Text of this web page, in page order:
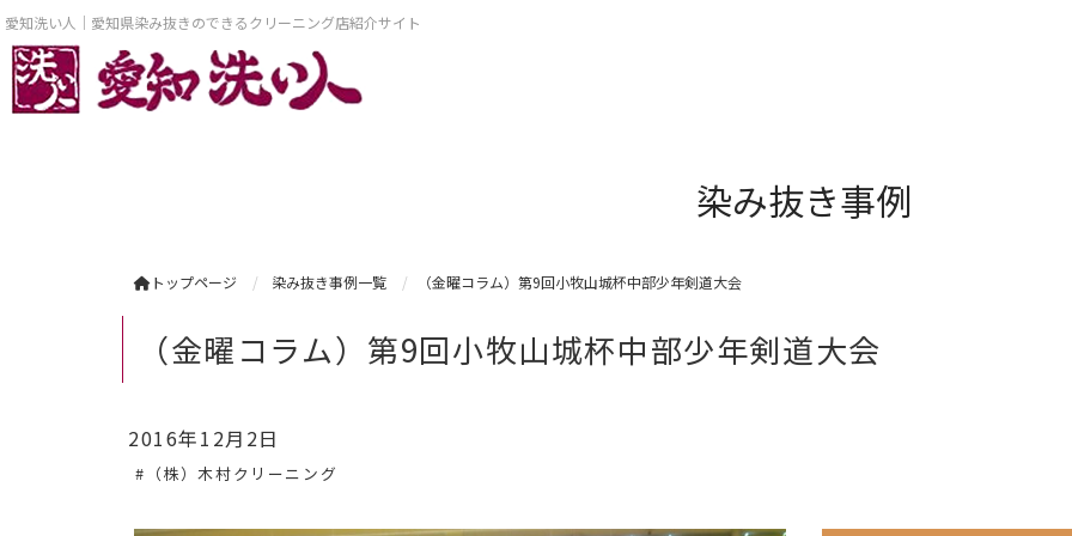
愛知洗い人｜愛知県染み抜きのできるクリーニング店紹介サイト
染み抜き事例
トップページ 染み抜き事例一覧 （金曜コラム）第9回小牧山城杯中部少年剣道大会
（金曜コラム）第9回小牧山城杯中部少年剣道大会
2016年12月2日
#（株）木村クリーニング